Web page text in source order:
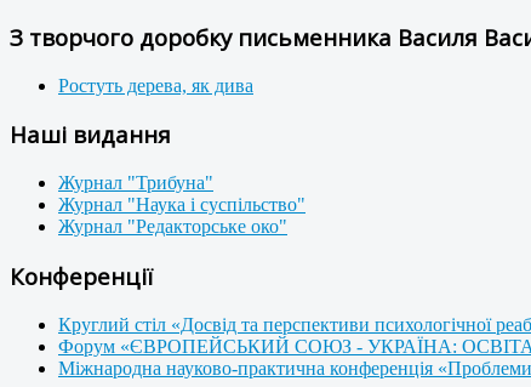
З творчого доробку письменника Василя
Ростуть дерева, як дива
Наші видання
Журнал "Трибуна"
Журнал "Наука і суспільство"
Журнал "Редакторське око"
Конференції
Круглий стіл «Досвід та перспективи психологічної
Форум «ЄВРОПЕЙСЬКИЙ СОЮЗ - УКРАЇНА:
Міжнародна науково-практична конференція «Проблеми